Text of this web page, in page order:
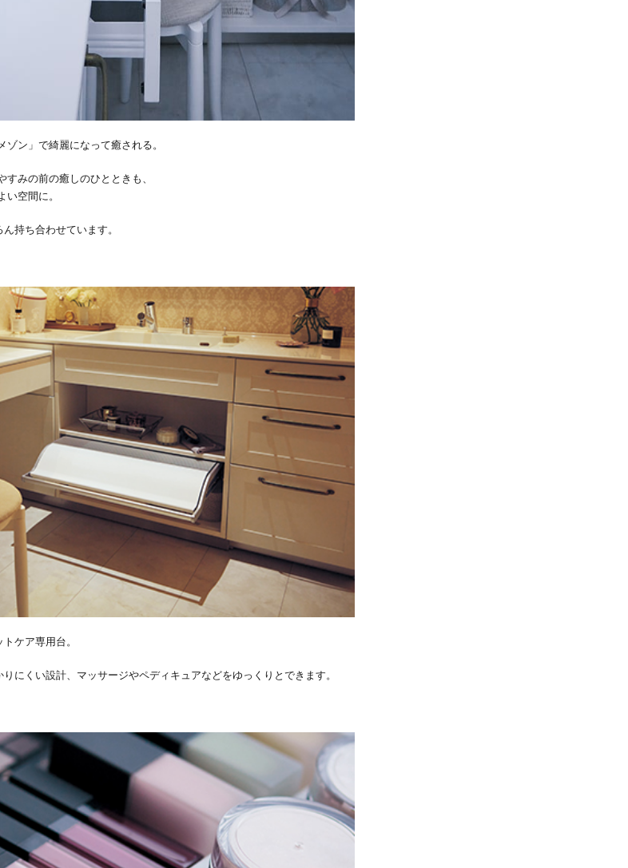
ン」で綺麗になって癒される。
みの前の癒しのひとときも、
空間に。
持ち合わせています。
ケア専用台。
にくい設計、マッサージやペディキュアなどをゆっくりとできます。